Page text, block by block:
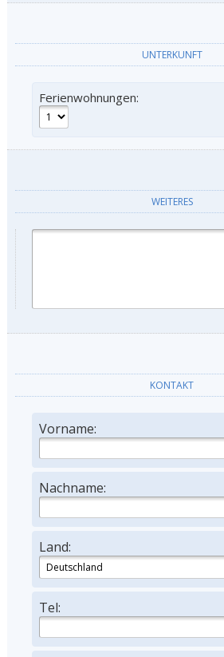
UNTERKUNFT
Ferienwohnungen:
WEITERES
KONTAKT
Vorname:
Nachname:
Land:
Tel: